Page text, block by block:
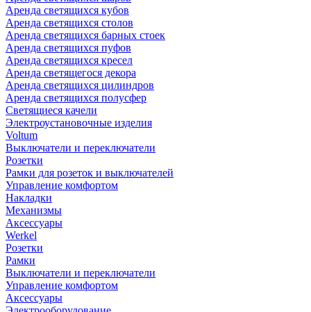
Аренда светящихся кубов
Аренда светящихся столов
Аренда светящихся барных стоек
Аренда светящихся пуфов
Аренда светящихся кресел
Аренда светящегося декора
Аренда светящихся цилиндров
Аренда светящихся полусфер
Светящиеся качели
Электроустановочные изделия
Voltum
Выключатели и переключатели
Розетки
Рамки для розеток и выключателей
Управление комфортом
Накладки
Механизмы
Аксессуары
Werkel
Розетки
Рамки
Выключатели и переключатели
Управление комфортом
Аксессуары